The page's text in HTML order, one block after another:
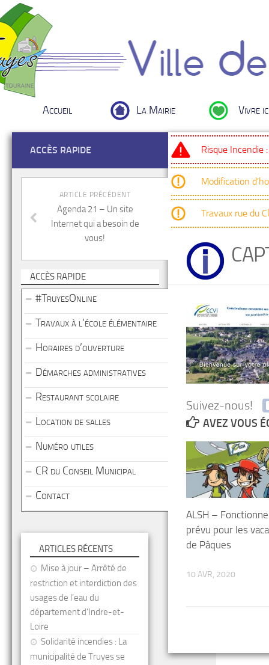
Accueil La Mairie Vivre
Risque Incendie
Modification
Travaux rue du
Suivez-nous!
AVEZ VOUS
ALSH –
prévu pour les
de Pâques
10 AVR, 2020
ACCÈS RAPIDE
ARTICLE PRÉCÉDENT
Agenda 21 – Un site
Internet qui a besoin de
vous!
ACCÈS RAPIDE
#TruyesOnline
Travaux à l’école élémentaire
Horaires d’ouverture
Démarches administratives
Restaurant scolaire
Location de salles
Numéro utiles
CR du Conseil Municipal
Contact
ARTICLES RÉCENTS
Mise à jour – Arrêté de
restriction et interdiction des
usages de l’eau du
département d’Indre-et-
Loire
Solidarité incendies : La
municipalité de Truyes se